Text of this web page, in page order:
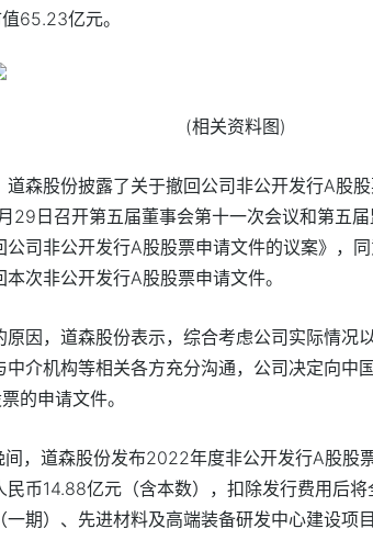
65.23亿元。
(相关资料图)
道森股份披露了关于撤回公司非公开发行A股
29日召开第五届董事会第十一次会议和第五
公司非公开发行A股股票申请文件的议案》，
次非公开发行A股股票申请文件。
原因，道森股份表示，综合考虑公司实际情况
中介机构等相关各方充分沟通，公司决定向中
的申请文件。
，道森股份发布2022年度非公开发行A股股
民币14.88亿元（含本数），扣除发行费用后
期）、先进材料及高端装备研发中心建设项